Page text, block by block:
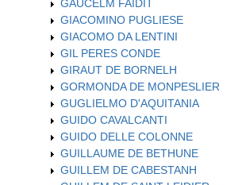
GAUCELM FAIDIT
GIACOMINO PUGLIESE
GIACOMO DA LENTINI
GIL PERES CONDE
GIRAUT DE BORNELH
GORMONDA DE MONPESLIER
GUGLIELMO D'AQUITANIA
GUIDO CAVALCANTI
GUIDO DELLE COLONNE
GUILLAUME DE BETHUNE
GUILLEM DE CABESTANH